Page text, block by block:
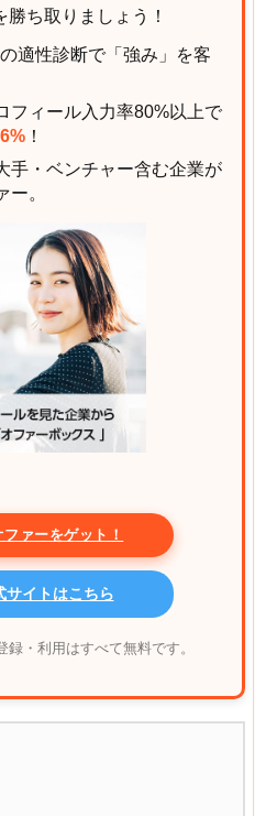
ち取りましょう！
適性診断で「強み」を客
フィール入力率80%以上で
！
手・ベンチャー含む企業が
ー。
ァーをゲット！
イトはこちら
・利用はすべて無料です。